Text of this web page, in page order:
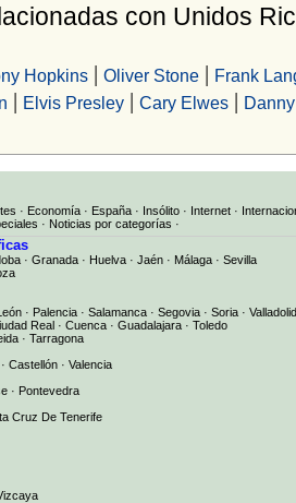
con Unidos
Hopkins| Oliver Stone| Frank
| Elvis Presley| Cary Elwes|
· Economía · España · Insólito · Internet ·
· Noticias por categorías ·
· Granada · Huelva · Jaén · Málaga · Sevilla
· Palencia · Salamanca · Segovia · Soria · Valladolid
Real · Cuenca · Guadalajara · Toledo
· Tarragona
· Castellón · Valencia
· Pontevedra
Cruz De Tenerife